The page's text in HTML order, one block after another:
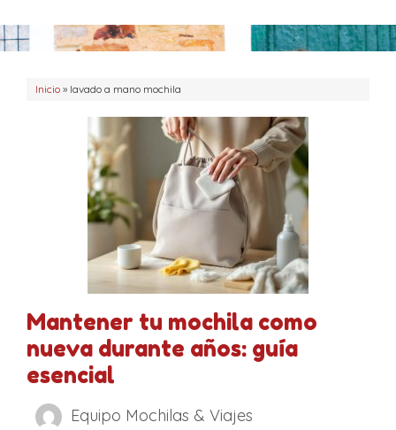
Inicio » lavado a mano mochila
Mantener tu mochila como
nueva durante años: guía
esencial
Equipo Mochilas & Viajes